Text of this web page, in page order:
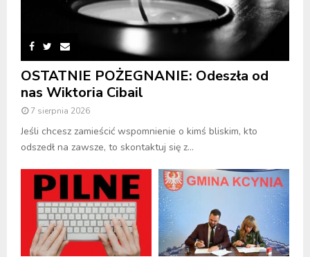
OSTATNIE POŻEGNANIE: Odeszła od
nas Wiktoria Cibail
7 sierpnia 2026
Jeśli chcesz zamieścić wspomnienie o kimś bliskim, kto
odszedł na zawsze, to skontaktuj się z...